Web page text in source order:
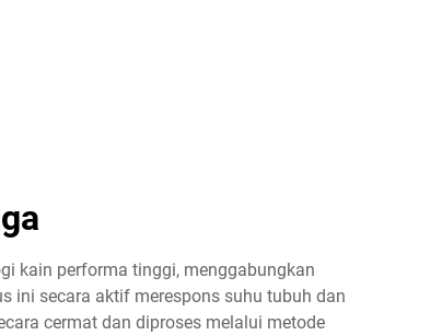
kain performa tinggi, menggabungkan
ini secara aktif merespons suhu tubuh dan
cermat dan diproses melalui metode